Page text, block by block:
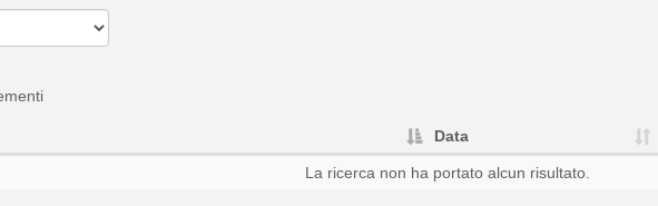
Data
La ricerca non ha portato alcun risultato.